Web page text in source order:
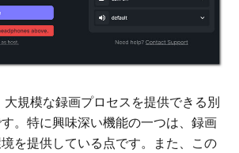
規模な録画プロセスを提供できる別
。特に興味深い機能の一つは、録画
を提供している点です。また、この